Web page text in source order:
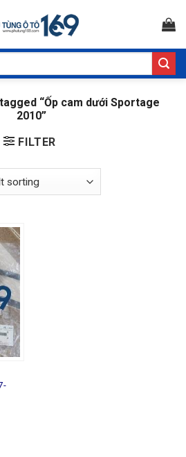
“Ốp cam dưới Sportage
2010”
FILTER